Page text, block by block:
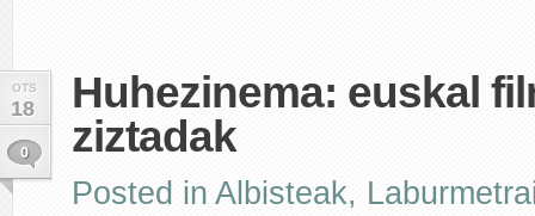
OTS
18
0
Huhezinema: euskal
ziztadak
Posted in Albisteak,